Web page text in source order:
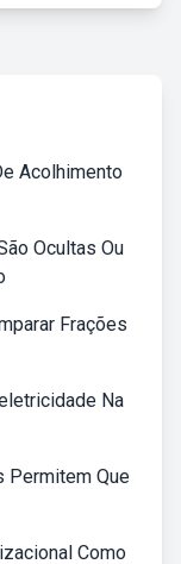
Acolhimento
Ocultas Ou
Frações
Na
Permitem Que
Como